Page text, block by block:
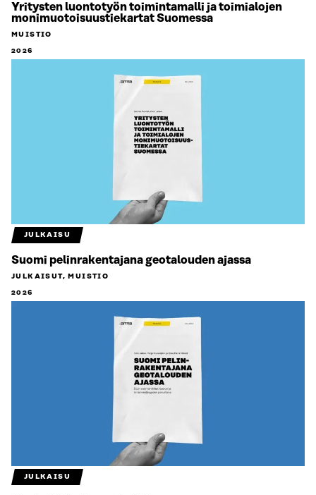
Yritysten luontotyön toimintamalli ja toimialojen
monimuotoisuustiekartat Suomessa
MUISTIO
2026
JULKAISU
Suomi pelinrakentajana geotalouden ajassa
JULKAISUT, MUISTIO
2026
JULKAISU